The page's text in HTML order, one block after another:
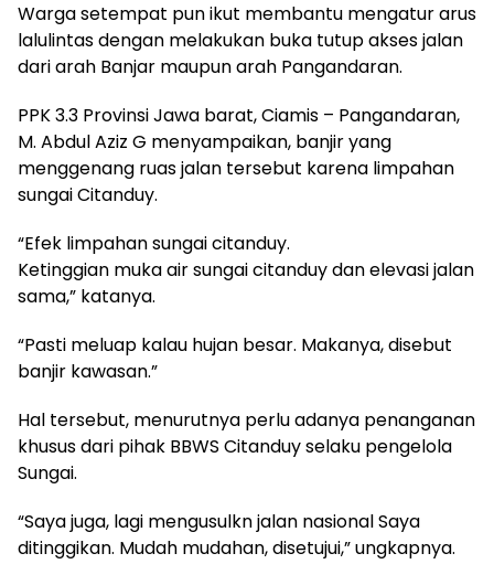
Warga setempat pun ikut membantu mengatur arus
lalulintas dengan melakukan buka tutup akses jalan
dari arah Banjar maupun arah Pangandaran.
PPK 3.3 Provinsi Jawa barat, Ciamis – Pangandaran,
M. Abdul Aziz G menyampaikan, banjir yang
menggenang ruas jalan tersebut karena limpahan
sungai Citanduy.
“Efek limpahan sungai citanduy.
Ketinggian muka air sungai citanduy dan elevasi jalan
sama,” katanya.
“Pasti meluap kalau hujan besar. Makanya, disebut
banjir kawasan.”
Hal tersebut, menurutnya perlu adanya penanganan
khusus dari pihak BBWS Citanduy selaku pengelola
Sungai.
“Saya juga, lagi mengusulkn jalan nasional Saya
ditinggikan. Mudah mudahan, disetujui,” ungkapnya.